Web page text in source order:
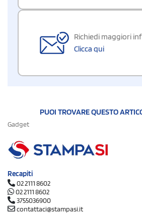
Richiedi maggiori
Clicca qui
PUOI TROVARE QUESTO
Gadget
Recapiti
02 2111 8602
02 2111 8602
3755036900
contattaci@stampasi.it